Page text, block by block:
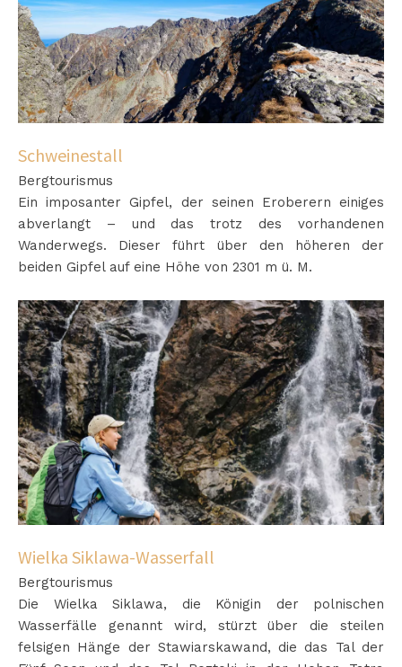
Schweinestall
Bergtourismus
Ein imposanter Gipfel, der seinen Eroberern einiges
abverlangt – und das trotz des vorhandenen
Wanderwegs. Dieser führt über den höheren der
beiden Gipfel auf eine Höhe von 2301 m ü. M.
Wielka Siklawa-Wasserfall
Bergtourismus
Die Wielka Siklawa, die Königin der polnischen
Wasserfälle genannt wird, stürzt über die steilen
felsigen Hänge der Stawiarskawand, die das Tal der